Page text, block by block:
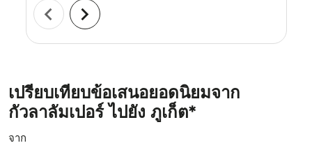
chevron_left chevron_right
เปรียบเทียบข้อเสนอยอดนิยมจาก
กัวลาลัมเปอร์ ไปยัง ภูเก็ต*
จาก